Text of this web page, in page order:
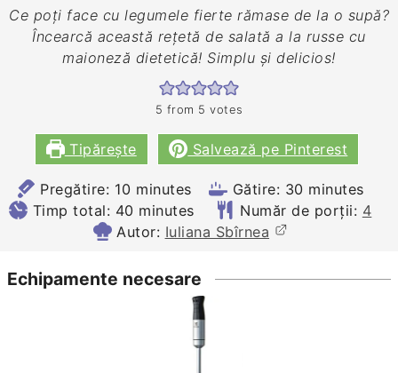
Ce poți face cu legumele fierte rămase de la o supă?
Încearcă această rețetă de salată a la russe cu
maioneză dietetică! Simplu și delicios!
5 from 5 votes
Tipărește Salvează pe Pinterest
Pregătire: 10minutes
minutes Gătire: 30minutes
minutes
Timp total: 40minutes
minutes Număr de porții: 4
Autor: Iuliana Sbîrnea
Echipamente necesare